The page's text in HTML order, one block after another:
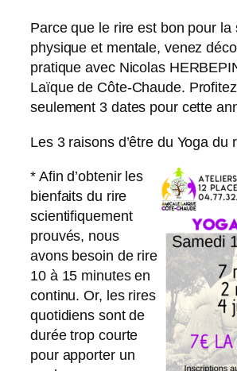
Parce que le rire est bon pour la
physique et mentale, venez
pratique avec Nicolas
Laïque de Côte-Chaude.
seulement 3 dates pour cette
Les 3 raisons d’être du Yoga du
* Afin d’obtenir les
bienfaits du rire
scientifiquement
prouvés, nous
avons besoin de rire
10 à 15 minutes en
continu. Or, les rires
quotidiens sont de
durée trop courte
pour apporter un